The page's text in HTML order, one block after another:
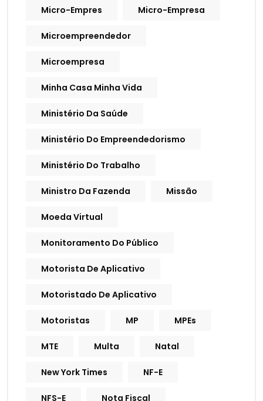
Micro-Empres Micro-Empresa
Microempreendedor
Microempresa
Minha Casa Minha Vida
Ministério Da Saúde
Ministério Do Empreendedorismo
Ministério Do Trabalho
Ministro Da Fazenda Missão
Moeda Virtual
Monitoramento Do Público
Motorista De Aplicativo
Motoristado De Aplicativo
Motoristas MP MPEs
MTE Multa Natal
New York Times NF-E
NFS-E Nota Fiscal